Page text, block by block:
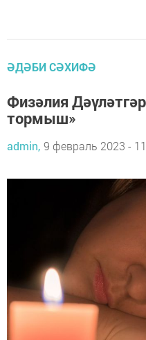
ӘДӘБИ СӘХИФӘ
Физәлия
тормыш»
admin, 9 февраль 2023 -